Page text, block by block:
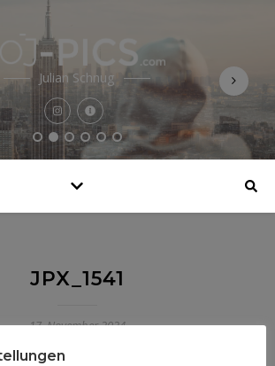
Julian Schnug
JPX_1541
17. November 2024